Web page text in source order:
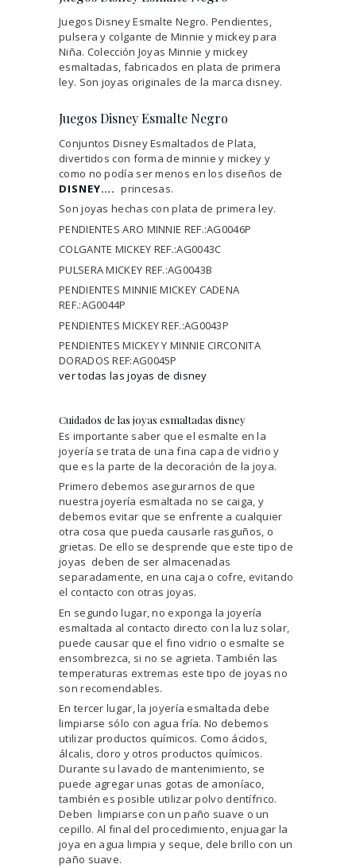
Juegos Disney Esmalte Negro. Pendientes,
pulsera y colgante de Minnie y mickey para
Niña. Colección Joyas Minnie y mickey
esmaltadas, fabricados en plata de primera
ley. Son joyas originales de la marca disney.
Juegos Disney Esmalte Negro
Conjuntos Disney Esmaltados de Plata,
divertidos con forma de minnie y mickey y
como no podía ser menos en los diseños de
DISNEY…. princesas.
Son joyas hechas con plata de primera ley.
PENDIENTES ARO MINNIE REF.:AG0046P
COLGANTE MICKEY REF.:AG0043C
PULSERA MICKEY REF.:AG0043B
PENDIENTES MINNIE MICKEY CADENA
REF.:AG0044P
PENDIENTES MICKEY REF.:AG0043P
PENDIENTES MICKEY Y MINNIE CIRCONITA
DORADOS REF:AG0045P
ver todas las joyas de disney
Cuidados de las joyas esmaltadas disney
Es importante saber que el esmalte en la
joyería se trata de una fina capa de vidrio y
que es la parte de la decoración de la joya.
Primero debemos asegurarnos de que
nuestra joyería esmaltada no se caiga, y
debemos evitar que se enfrente a cualquier
otra cosa que pueda causarle rasguños, o
grietas. De ello se desprende que este tipo de
joyas deben de ser almacenadas
separadamente, en una caja o cofre, evitando
el contacto con otras joyas.
En segundo lugar, no exponga la joyería
esmaltada al contacto directo con la luz solar,
puede causar que el fino vidrio o esmalte se
ensombrezca, si no se agrieta. También las
temperaturas extremas este tipo de joyas no
son recomendables.
En tercer lugar, la joyería esmaltada debe
limpiarse sólo con agua fría. No debemos
utilizar productos químicos. Como ácidos,
álcalis, cloro y otros productos químicos.
Durante su lavado de mantenimiento, se
puede agregar unas gotas de amoníaco,
también es posible utilizar polvo dentífrico.
Deben limpiarse con un paño suave o un
cepillo. Al final del procedimiento, enjuagar la
joya en agua limpia y seque, dele brillo con un
paño suave.